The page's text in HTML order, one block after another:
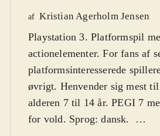
af Kristian Agerholm Jensen
Playstation 3. Platformspil
actionelementer. For fans af
platformsinteresserede
øvrigt. Henvender sig mest
alderen 7 til 14 år. PEGI 7
for vold. Sprog: dansk.